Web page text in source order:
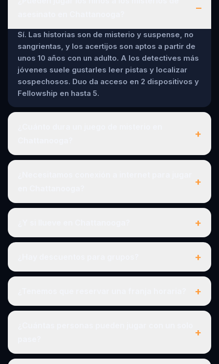
–
Sí. Las historias son de misterio y suspense, no
sangrientas, y los acertijos son aptos a partir de
unos 10 años con un adulto. A los detectives más
jóvenes suele gustarles leer pistas y localizar
sospechosos. Duo da acceso en 2 dispositivos y
Fellowship en hasta 5.
+
+
+
+
+
+